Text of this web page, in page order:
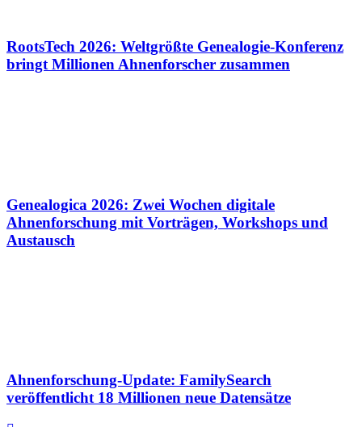
RootsTech 2026: Weltgrößte Genealogie-Konferenz
bringt Millionen Ahnenforscher zusammen
Genealogica 2026: Zwei Wochen digitale
Ahnenforschung mit Vorträgen, Workshops und
Austausch
Ahnenforschung-Update: FamilySearch
veröffentlicht 18 Millionen neue Datensätze